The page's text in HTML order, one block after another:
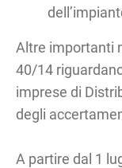
Altre importanti
40/14
imprese di
degli
A partire dal 1